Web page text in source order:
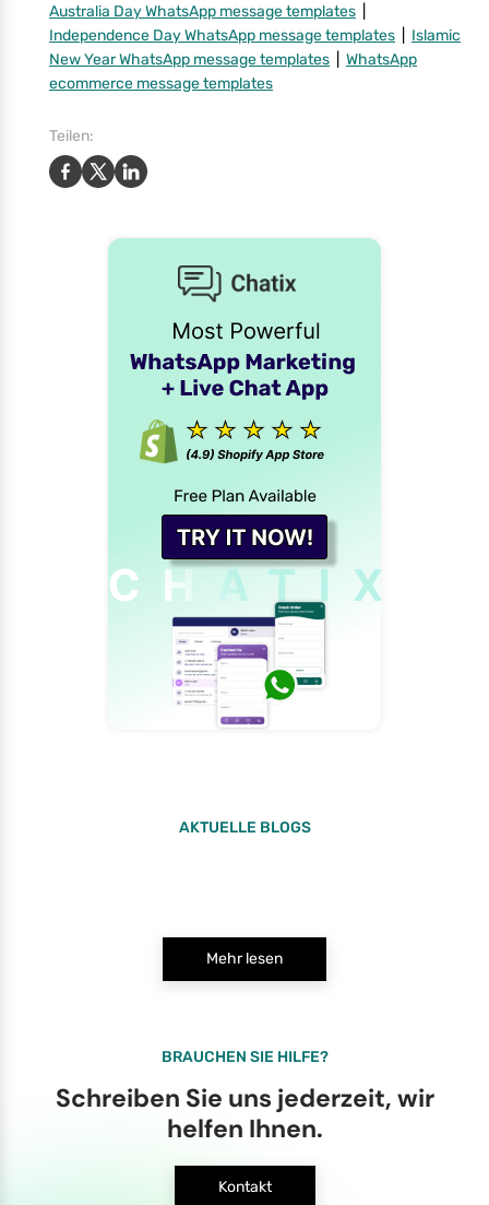
Australia Day WhatsApp message templates
Independence Day WhatsApp message templates
Islamic
New Year WhatsApp message templates
WhatsApp
ecommerce message templates
Teilen:
AKTUELLE BLOGS
Mehr lesen
BRAUCHEN SIE HILFE?
Schreiben Sie uns jederzeit, wir
helfen Ihnen.
Kontakt